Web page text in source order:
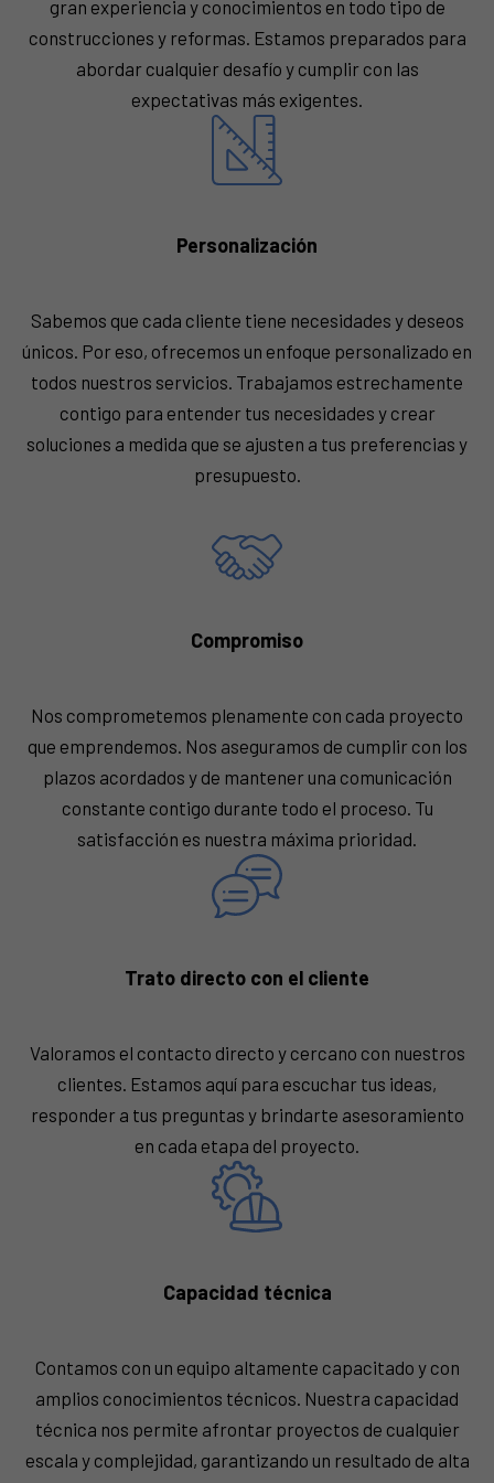
gran experiencia y conocimientos en todo tipo de
construcciones y reformas. Estamos preparados para
abordar cualquier desafío y cumplir con las
expectativas más exigentes.
Personalización
Sabemos que cada cliente tiene necesidades y deseos
únicos. Por eso, ofrecemos un enfoque personalizado en
todos nuestros servicios. Trabajamos estrechamente
contigo para entender tus necesidades y crear
soluciones a medida que se ajusten a tus preferencias y
presupuesto.
Compromiso
Nos comprometemos plenamente con cada proyecto
que emprendemos. Nos aseguramos de cumplir con los
plazos acordados y de mantener una comunicación
constante contigo durante todo el proceso. Tu
satisfacción es nuestra máxima prioridad.
Trato directo con el cliente
Valoramos el contacto directo y cercano con nuestros
clientes. Estamos aquí para escuchar tus ideas,
responder a tus preguntas y brindarte asesoramiento
en cada etapa del proyecto.
Capacidad técnica
Contamos con un equipo altamente capacitado y con
amplios conocimientos técnicos. Nuestra capacidad
técnica nos permite afrontar proyectos de cualquier
escala y complejidad, garantizando un resultado de alta